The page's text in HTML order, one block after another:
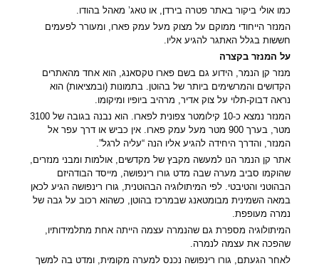
כמו אולי ביקור באתר פטרה בירדן, או טאג’ מאהל בהודו.
המנזר הייחודי ממוקם על מצוק מעל עמק פארו, ומעורר לפעמים
חששות בגלל האתגר להגיע אליו.
על המנזר בקצרה
מנזר קן הנמר, הידוע גם בשם פארו טקסאנג, הוא אחד מהאתרים
הקדושים והמרשימים ביותר של בהוטן. בתמונות (ובמציאות) הוא
נראה דבוק-תלוי על צוק אדיר, מרהיב ביופיו ומיקומו.
המנזר נמצא כ-10 קילומטר צפונית לפארו. הוא נבנה בגובה של 3100
מטר, בערך 900 מטר מעל עמק פארו. אין כביש או דרך עפר אל
המנזר, והדרך היחידה להגיע אליו הנה “עליה לרגל”.
אתר קן הנמר הנו למעשה מקבץ של מקדשים, אולמות ומבני מנזרים,
שהוקמו סביב מערה שבה מדט גורו רינפושה, מייסד הבודהיזם
הבהוטני והטיבטי. לפי המיתולוגיה הבהוטנית, גורו רינפושה הגיע לכאן
במאה השמינית מבומטאנג שבמרכז בהוטן, כשהוא רכוב על גבה של
נמרה מעופפת.
המיתולוגיה מספרת גם שהנמרה עצמה הייתה אחת מתלמידותיו,
שהפכה את עצמה לנמרה.
לאחר הגעתם, גורו רינפושה נכנס למערה מקומית, ומדט בה למשך